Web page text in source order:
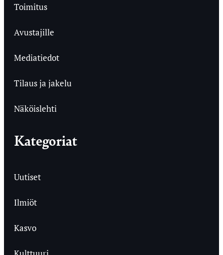
Toimitus
Avustajille
Mediatiedot
Tilaus ja jakelu
Näköislehti
Kategoriat
Uutiset
Ilmiöt
Kasvo